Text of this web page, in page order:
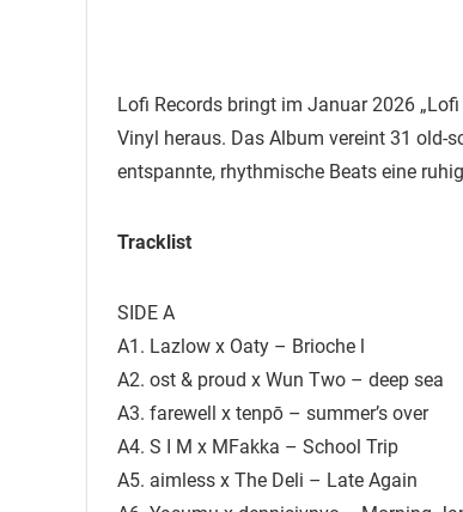
Lofi Records bringt im Januar 2026
Vinyl heraus. Das Album vereint 31 old-
entspannte, rhythmische Beats eine
Tracklist
SIDE A
A1. Lazlow x Oaty – Brioche l
A2. ost & proud x Wun Two – deep sea
A3. farewell x tenpō – summer’s over
A4. S I M x MFakka – School Trip
A5. aimless x The Deli – Late Again